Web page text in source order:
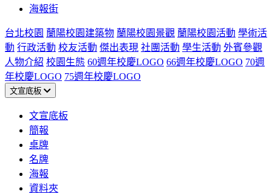
海報街
台北校園 蘭陽校園建築物 蘭陽校園景觀 蘭陽校園活動 學術活
動 行政活動 校友活動 傑出表現 社團活動 學生活動 外賓參觀
人物介紹 校園生態 60週年校慶LOGO 66週年校慶LOGO 70週
年校慶LOGO 75週年校慶LOGO
文宣底板
文宣底板
簡報
桌牌
名牌
海報
資料夾